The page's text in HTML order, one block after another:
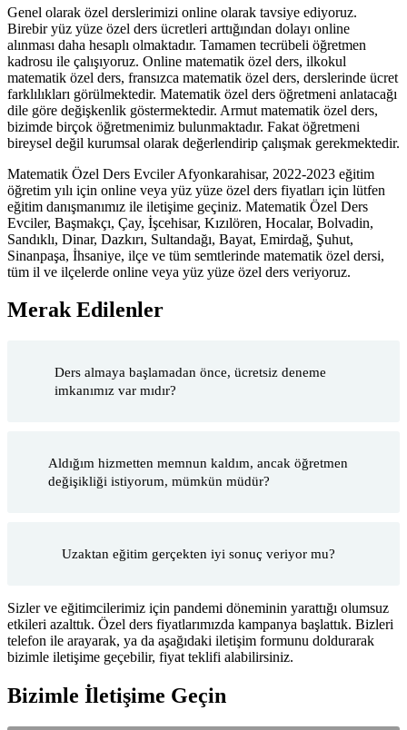
Genel olarak özel derslerimizi online olarak tavsiye ediyoruz.
Birebir yüz yüze özel ders ücretleri arttığından dolayı online
alınması daha hesaplı olmaktadır. Tamamen tecrübeli öğretmen
kadrosu ile çalışıyoruz. Online matematik özel ders, ilkokul
matematik özel ders, fransızca matematik özel ders, derslerinde ücret
farklılıkları görülmektedir. Matematik özel ders öğretmeni anlatacağı
dile göre değişkenlik göstermektedir. Armut matematik özel ders,
bizimde birçok öğretmenimiz bulunmaktadır. Fakat öğretmeni
bireysel değil kurumsal olarak değerlendirip çalışmak gerekmektedir.
Matematik Özel Ders Evciler Afyonkarahisar, 2022-2023 eğitim
öğretim yılı için online veya yüz yüze özel ders fiyatları için lütfen
eğitim danışmanımız ile iletişime geçiniz. Matematik Özel Ders
Evciler, Başmakçı, Çay, İşcehisar, Kızılören, Hocalar, Bolvadin,
Sandıklı, Dinar, Dazkırı, Sultandağı, Bayat, Emirdağ, Şuhut,
Sinanpaşa, İhsaniye, ilçe ve tüm semtlerinde matematik özel dersi,
tüm il ve ilçelerde online veya yüz yüze özel ders veriyoruz.
Merak Edilenler
Ders almaya başlamadan önce, ücretsiz deneme
imkanımız var mıdır?
Aldığım hizmetten memnun kaldım, ancak öğretmen
değişikliği istiyorum, mümkün müdür?
Uzaktan eğitim gerçekten iyi sonuç veriyor mu?
Sizler ve eğitimcilerimiz için pandemi döneminin yarattığı olumsuz
etkileri azalttık. Özel ders fiyatlarımızda kampanya başlattık. Bizleri
telefon ile arayarak, ya da aşağıdaki iletişim formunu doldurarak
bizimle iletişime geçebilir, fiyat teklifi alabilirsiniz.
Bizimle İletişime Geçin